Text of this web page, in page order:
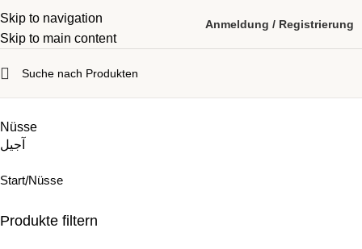
Skip to navigation
Skip to main content
Anmeldung / Registrierung
Nüsse
آجیل
Start Nüsse
Produkte filtern